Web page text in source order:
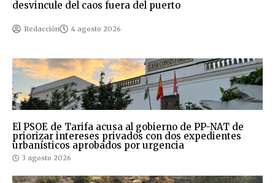
desvincule del caos fuera del puerto
Redacción 4 agosto 2026
El PSOE de Tarifa acusa al gobierno de PP-NAT de
priorizar intereses privados con dos expedientes
urbanísticos aprobados por urgencia
3 agosto 2026